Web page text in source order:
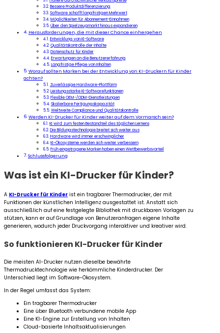
Bessere Produktdifferenzierung
Software schafft langfristigen Mehrwert
Möglichkeiten für Abonnement-Einnahmen
Über den Spielzeugmarkt hinaus expandieren
Herausforderungen, die mit dieser Chance einhergehen
Entwicklung von KI-Software
Qualitätskontrolle der Inhalte
Datenschutz für Kinder
Erwartungen an die Benutzererfahrung
Langfristige Pflege von Inhalten
Worauf sollten Marken bei der Entwicklung von KI-Druckern für Kinder
achten?
Zuverlässige Hardware-Plattform
Leistungsstarke KI-Softwarefunktionen
Flexible OEM-/ODM-Dienstleistungen
Skalierbare Fertigungskapazität
Weltweite Compliance und Qualitätskontrolle
Werden KI-Drucker für Kinder weiter auf dem Vormarsch sein?
KI wird zum festen Bestandteil des täglichen Lernens
Die Bildungstechnologie breitet sich weiter aus
Hardware wird immer erschwinglicher
KI-Ökosysteme werden sich weiter verbessern
Früh eingetragene Marken haben einen Wettbewerbsvorteil
Schlussfolgerung
Was ist ein KI-Drucker für Kinder?
A KI-Drucker für Kinder ist ein tragbarer Thermodrucker, der mit
Funktionen der künstlichen Intelligenz ausgestattet ist. Anstatt sich
ausschließlich auf eine festgelegte Bibliothek mit druckbaren Vorlagen zu
stützen, kann er auf Grundlage von Benutzeranfragen eigene Inhalte
generieren, wodurch jeder Druckvorgang interaktiver und kreativer wird.
So funktionieren KI-Drucker für Kinder
Die meisten AI-Drucker nutzen dieselbe bewährte
Thermodrucktechnologie wie herkömmliche Kinderdrucker. Der
Unterschied liegt im Software-Ökosystem.
In der Regel umfasst das System:
Ein tragbarer Thermodrucker
Eine über Bluetooth verbundene mobile App
Eine KI-Engine zur Erstellung von Inhalten
Cloud-basierte Inhaltsaktualisierungen